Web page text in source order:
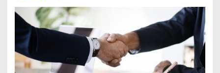
So
funktioniert’s